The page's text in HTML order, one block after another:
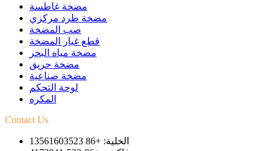
مضخة غاطسة
مضخة طرد مركزي
صب المضخة
قطع غيار المضخة
مضخة مياه البحر
مضخة حريق
مضخة صناعية
لوحة التحكم
المكره
Contact Us
الخلية: +86 13561603523